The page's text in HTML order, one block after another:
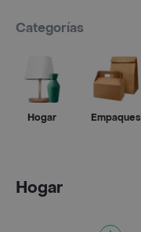
Categorías
Hogar Empaques
Hogar